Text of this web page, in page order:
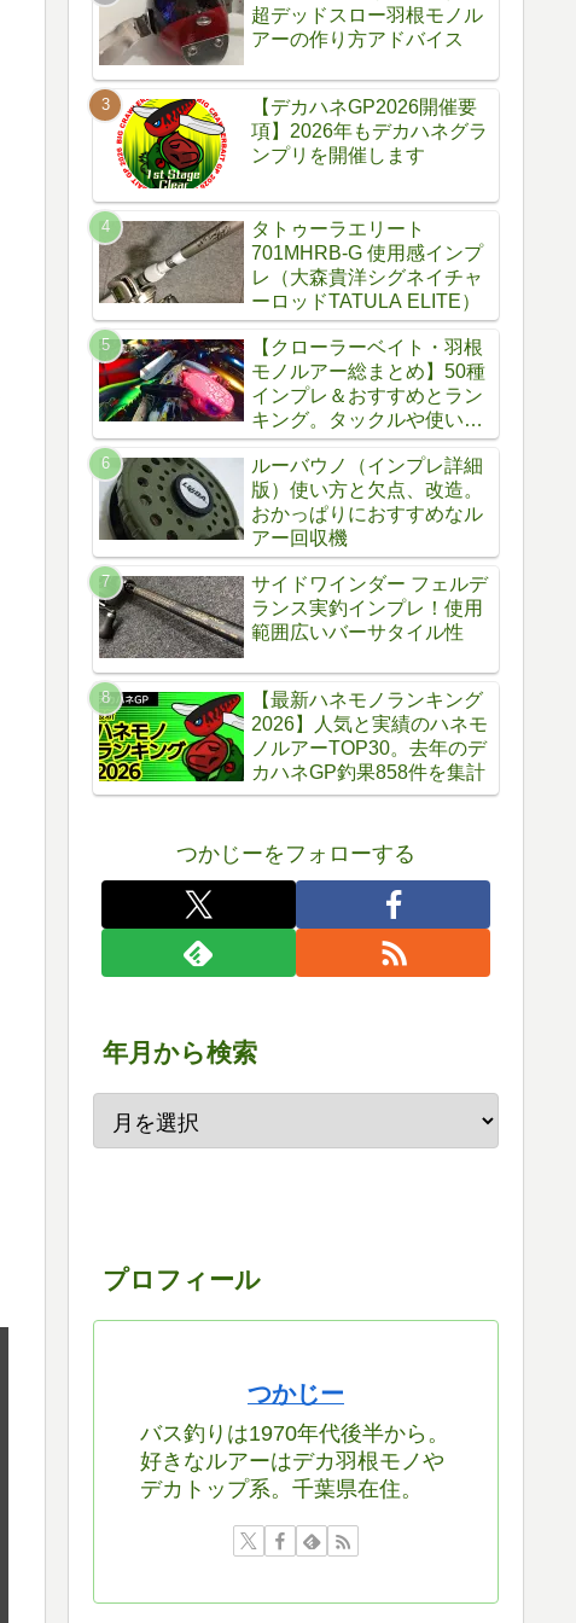
超デッドスロー羽根モノル
アーの作り方アドバイス
【デカハネGP2026開催要
項】2026年もデカハネグラ
ンプリを開催します
タトゥーラエリート
701MHRB-G 使用感インプ
レ（大森貴洋シグネイチャ
ーロッドTATULA ELITE）
【クローラーベイト・羽根
モノルアー総まとめ】50種
インプレ＆おすすめとラン
キング。タックルや使い
方、自作方法
ルーバウノ（インプレ詳細
版）使い方と欠点、改造。
おかっぱりにおすすめなル
アー回収機
サイドワインダー フェルデ
ランス実釣インプレ！使用
範囲広いバーサタイル性
【最新ハネモノランキング
2026】人気と実績のハネモ
ノルアーTOP30。去年のデ
カハネGP釣果858件を集計
つかじーをフォローする
年月から検索
プロフィール
つかじー
バス釣りは1970年代後半から。
好きなルアーはデカ羽根モノや
デカトップ系。千葉県在住。